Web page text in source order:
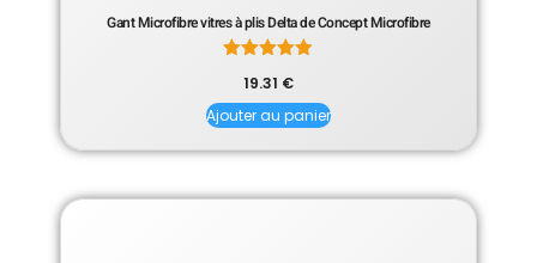
Gant Microfibre vitres à plis Delta de Concept Microfibre
4.86
sur 5
19.31 €
Ajouter au panier